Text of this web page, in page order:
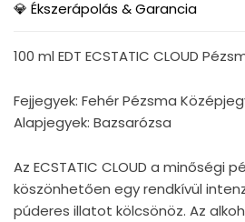
💎 Ékszerápolás & Garancia
100 ml EDT ECSTATIC CLOUD
Fejjegyek: Fehér Pézsma
Alapjegyek: Bazsarózsa
Az ECSTATIC CLOUD a minőségi
köszönhetően egy rendkívül
púderes illatot kölcsönöz. Az